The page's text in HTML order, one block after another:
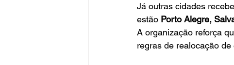
Já outras cidades
estão Porto Alegre,
A organização reforça
regras de realocação de